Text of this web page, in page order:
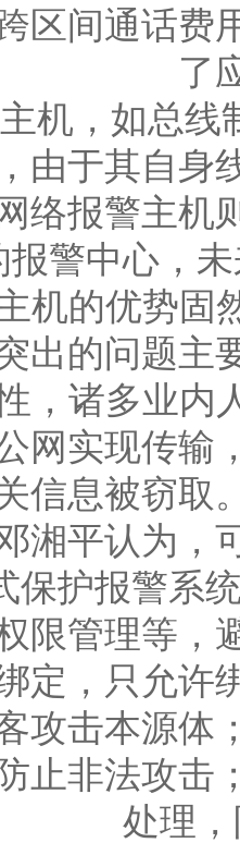
区间通话费
了
机，如总线
由于其自身
络报警主机
报警中心，
机的优势固
出的问题主
，诸多业内
网实现传输
信息被窃取
湘平认为，
保护报警系
限管理等，
定，只允许
攻击本源体
止非法攻击
处理